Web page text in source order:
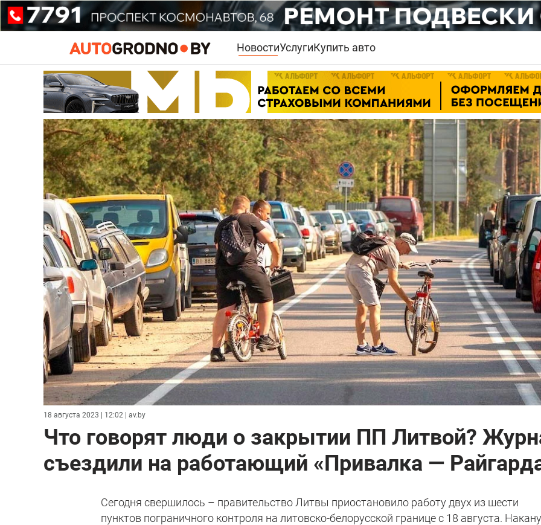
НовостиУслугиКупить авто
18 августа 2023 | 12:02 | av.by
Что говорят люди о закрытии ПП Литвой?
съездили на работающий «Привалка —
Сегодня свершилось – правительство Литвы приостановило работу ​​двух из шести
пунктов пограничного контроля на литовско-белорусской границе с 18 августа.